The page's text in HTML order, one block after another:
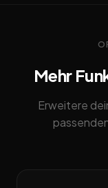
Mehr
Erweitere